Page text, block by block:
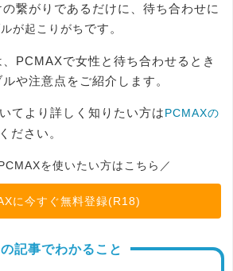
繋がりであるだけに、待ち合わせに
ルが起こりがちです。
PCMAXで女性と待ち合わせるとき
や注意点をご紹介します。
てより詳しく知りたい方はPCMAXの
ださい。
を使いたい方はこちら／
に今すぐ無料登録(R18)
記事でわかること